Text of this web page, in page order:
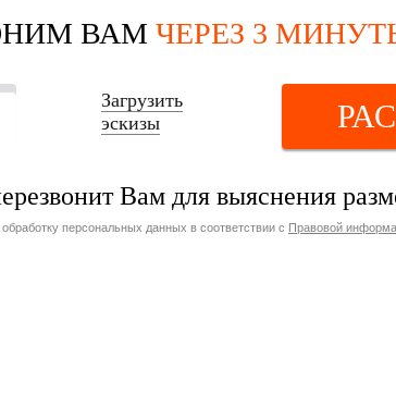
ВАМ ЧЕРЕЗ 3
Загрузить
эскизы
Вам для выяснения
персональных данных в соответствии с Правовой